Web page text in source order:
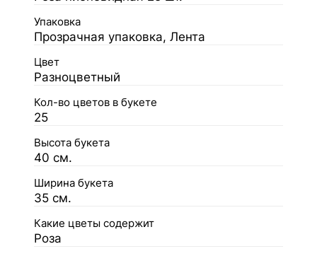
Упаковка
Прозрачная упаковка, Лента
Цвет
Разноцветный
Кол-во цветов в букете
25
Высота букета
40 см.
Ширина букета
35 см.
Какие цветы содержит
Роза